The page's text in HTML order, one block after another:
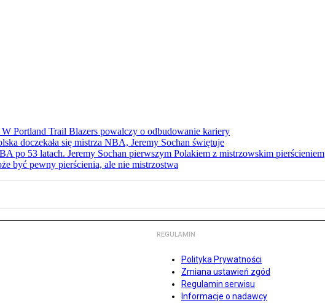
Portland Trail Blazers powalczy o odbudowanie kariery
doczekała się mistrza NBA, Jeremy Sochan świętuje
po 53 latach. Jeremy Sochan pierwszym Polakiem z mistrzowskim pierścieniem
być pewny pierścienia, ale nie mistrzostwa
REGULAMIN
Polityka Prywatności
Zmiana ustawień zgód
Regulamin serwisu
Informacje o nadawcy